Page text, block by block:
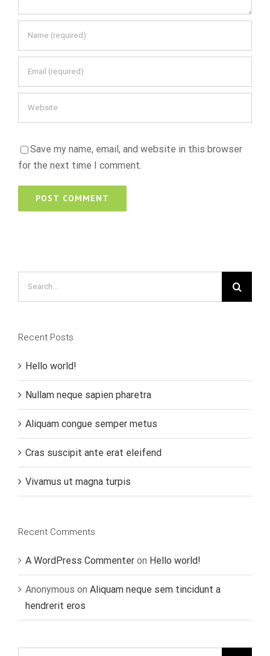
Save my name, email, and website in this browser
for the next time I comment.
Recent Posts
Hello world!
Nullam neque sapien pharetra
Aliquam congue semper metus
Cras suscipit ante erat eleifend
Vivamus ut magna turpis
Recent Comments
A WordPress Commenter on Hello world!
Anonymous on Aliquam neque sem tincidunt a
hendrerit eros